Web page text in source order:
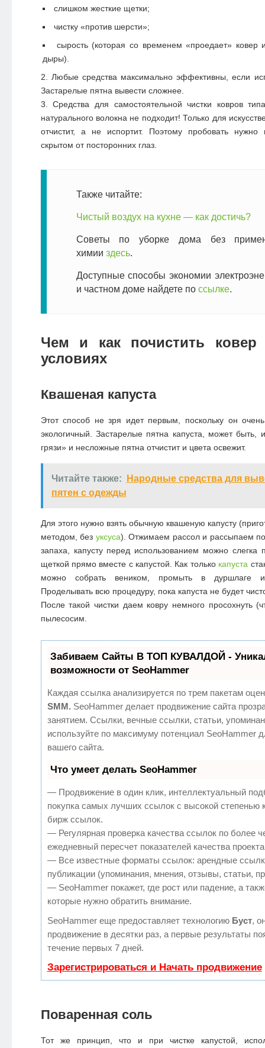
слишком жесткие щетки;
чистку «против шерсти»;
сырость (которая со временем «проедает» ковер
дыры).
2. Любые средства максимально эффективны, если
Застарелые пятна вывести сложнее.
3. Средства для самостоятельной чистки ковров
натурального волокна не подходит! Только для
отчистит, а не испортит. Поэтому пробовать нужно
скрытом от посторонних глаз.
Также читайте:
Чистый воздух на кухне — как достичь?
Советы по уборке дома без
химии здесь.
Доступные способы экономии
и частном доме найдете по ссылке.
Чем и как почистить
условиях
Квашеная капуста
Этот способ не зря идет первым, поскольку он
экологичный. Застарелые пятна капуста, может быть,
грязи» и несложные пятна отчистит и цвета освежит.
Читайте также:
Народные средства для
пятен с одежды
Для этого нужно взять обычную квашеную капусту
методом, без уксуса). Отжимаем рассол и рассыпаем
запаха, капусту перед использованием можно слегка
щеткой прямо вместе с капустой. Как только капуста
можно собрать веником, промыть в дуршлаге и
Проделывать всю процедуру, пока капуста не будет
После такой чистки даем ковру немного просохнуть
пылесосим.
Забиваем Сайты В ТОП КУВАЛДОЙ -
возможности от SeoHammer
Каждая ссылка анализируется по трем пакетам
SMM. SeoHammer делает продвижение сайта
занятием. Ссылки, вечные ссылки, статьи,
используйте по максимуму потенциал SeoHammer
вашего сайта.
Что умеет делать SeoHammer
— Продвижение в один клик, интеллектуальный
покупка самых лучших ссылок с высокой степенью
бирж ссылок.
— Регулярная проверка качества ссылок по более
ежедневный пересчет показателей качества
— Все известные форматы ссылок: арендные
публикации (упоминания, мнения, отзывы, статьи,
— SeoHammer покажет, где рост или падение, а
которые нужно обратить внимание.
SeoHammer еще предоставляет технологию Буст,
продвижение в десятки раз, а первые результаты
течение первых 7 дней.
Зарегистрироваться и Начать продвижение
Поваренная соль
Тот же принцип, что и при чистке капустой,